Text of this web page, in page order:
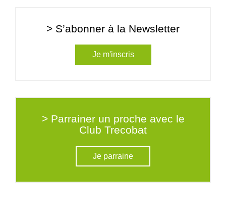
> S’abonner à la Newsletter
Je m'inscris
> Parrainer un proche avec le
Club Trecobat
Je parraine